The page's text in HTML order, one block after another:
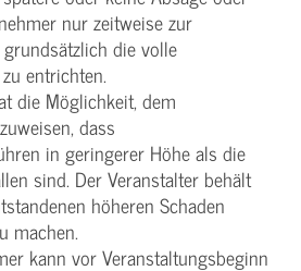
nur zeitweise zur
die volle
entrichten.
die Möglichkeit, dem
dass
in geringerer Höhe als die
sind. Der Veranstalter behält
höheren Schaden
machen.
kann vor Veranstaltungsbeginn